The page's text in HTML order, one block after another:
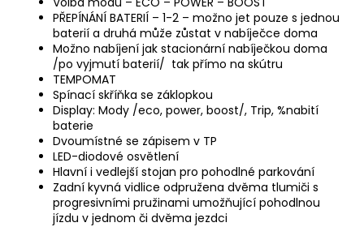
PŘEPÍNÁNÍ BATERIÍ – 1-2 – možno jet pouze s jednou
baterií a druhá může zůstat v nabíječce doma
Možno nabíjení jak stacionární nabíječkou doma
/po vyjmutí baterií/ tak přímo na skútru
TEMPOMAT
Spínací skříňka se záklopkou
Display: Mody /eco, power, boost/, Trip, %nabití
baterie
Dvoumístné se zápisem v TP
LED-diodové osvětlení
Hlavní i vedlejší stojan pro pohodlné parkování
Zadní kyvná vidlice odpružena dvěma tlumiči s
progresivními pružinami umožňující pohodlnou
jízdu v jednom či dvěma jezdci